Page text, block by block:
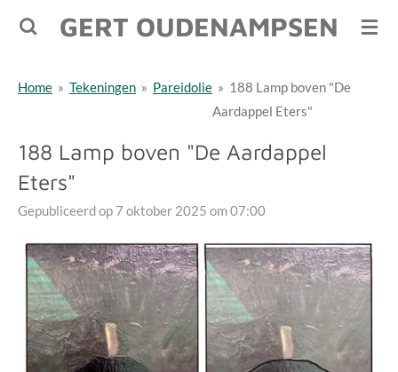
Ga
de
GERT OUDENAMPSEN
Home » Tekeningen » Pareidolie » 188 Lamp boven "De
Aardappel Eters"
188 Lamp boven "De Aardappel
Eters"
Gepubliceerd op 7 oktober 2025 om 07:00